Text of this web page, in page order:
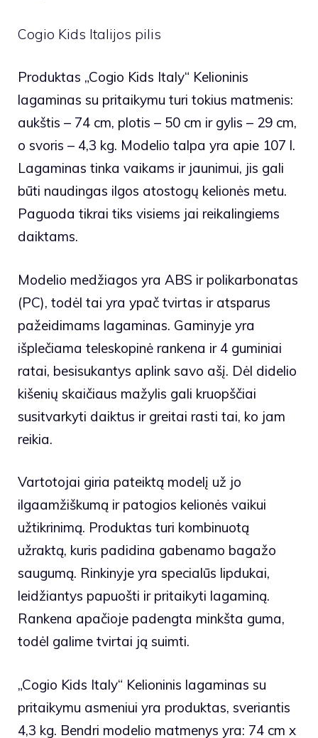
Cogio Kids Italijos pilis
Produktas „Cogio Kids Italy“ Kelioninis
lagaminas su pritaikymu turi tokius matmenis:
aukštis – 74 cm, plotis – 50 cm ir gylis – 29 cm,
o svoris – 4,3 kg. Modelio talpa yra apie 107 l.
Lagaminas tinka vaikams ir jaunimui, jis gali
būti naudingas ilgos atostogų kelionės metu.
Paguoda tikrai tiks visiems jai reikalingiems
daiktams.
Modelio medžiagos yra ABS ir polikarbonatas
(PC), todėl tai yra ypač tvirtas ir atsparus
pažeidimams lagaminas. Gaminyje yra
išplečiama teleskopinė rankena ir 4 guminiai
ratai, besisukantys aplink savo ašį. Dėl didelio
kišenių skaičiaus mažylis gali kruopščiai
susitvarkyti daiktus ir greitai rasti tai, ko jam
reikia.
Vartotojai giria pateiktą modelį už jo
ilgaamžiškumą ir patogios kelionės vaikui
užtikrinimą. Produktas turi kombinuotą
užraktą, kuris padidina gabenamo bagažo
saugumą. Rinkinyje yra specialūs lipdukai,
leidžiantys papuošti ir pritaikyti lagaminą.
Rankena apačioje padengta minkšta guma,
todėl galime tvirtai ją suimti.
„Cogio Kids Italy“ Kelioninis lagaminas su
pritaikymu asmeniui yra produktas, sveriantis
4,3 kg. Bendri modelio matmenys yra: 74 cm x